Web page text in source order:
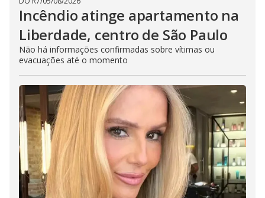
Incêndio atinge apartamento na
Liberdade, centro de São Paulo
Não há informações confirmadas sobre vítimas ou
evacuações até o momento